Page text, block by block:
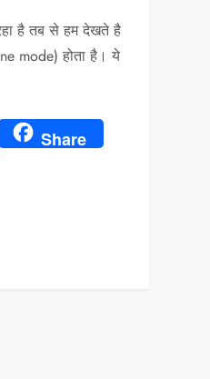
है तब से हम देखते है
mode) होता है। ये
Share